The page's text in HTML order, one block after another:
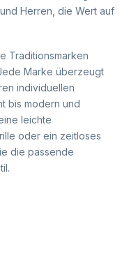
Herren, die Wert auf
Traditionsmarken
Marke überzeugt
individuellen
bis modern und
leichte
oder ein zeitloses
die passende